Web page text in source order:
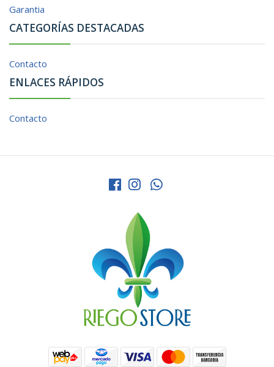
Garantia
CATEGORÍAS DESTACADAS
Contacto
ENLACES RÁPIDOS
Contacto